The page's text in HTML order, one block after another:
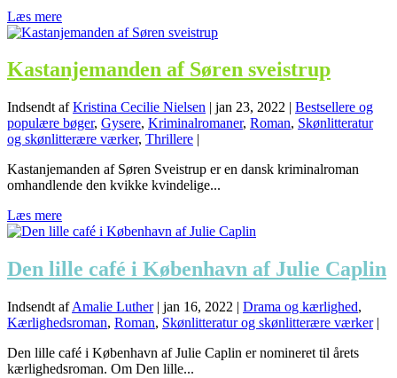
Læs mere
Kastanjemanden af Søren sveistrup
Indsendt afKristina Cecilie Nielsen | jan 23, 2022 | Bestsellere og
populære bøger, Gysere, Kriminalromaner, Roman, Skønlitteratur
og skønlitterære værker, Thrillere |
Kastanjemanden af Søren Sveistrup er en dansk kriminalroman
omhandlende den kvikke kvindelige...
Læs mere
Den lille café i København af Julie Caplin
Indsendt afAmalie Luther| jan 16, 2022 | Drama og kærlighed,
Kærlighedsroman, Roman, Skønlitteratur og skønlitterære værker|
Den lille café i København af Julie Caplin er nomineret til årets
kærlighedsroman. Om Den lille...